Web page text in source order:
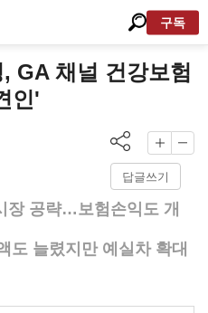
구독
GA 채널 건강보험
인'
답글쓰기
장 공략…보험손익도 개
도 늘렸지만 예실차 확대